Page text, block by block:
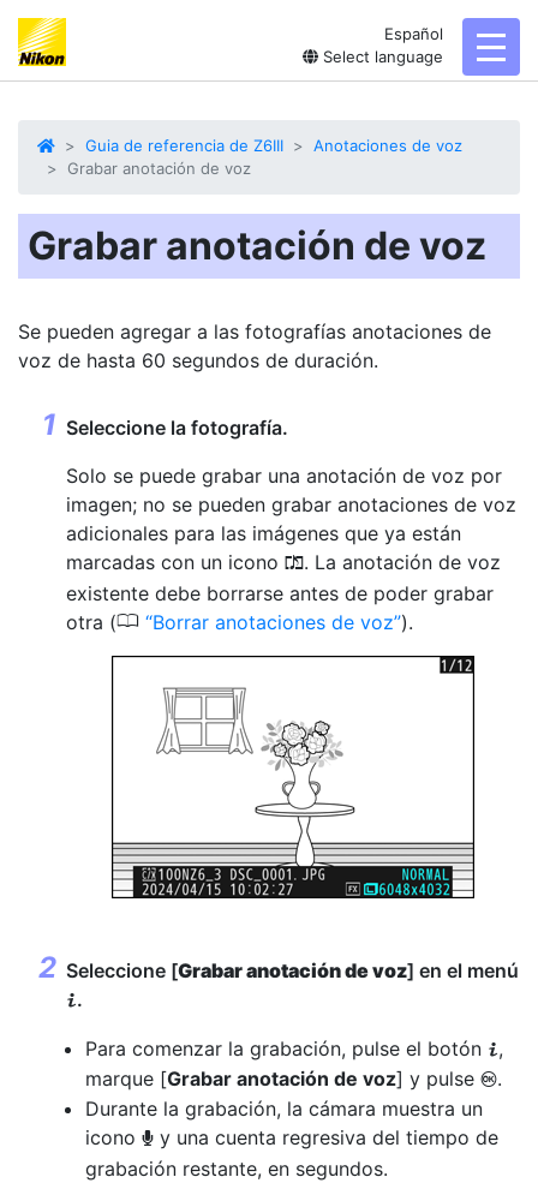
Español
Select language
Guia de referencia de Z6III
Anotaciones de voz
Grabar anotación de voz
Grabar anotación de voz
Se pueden agregar a las fotografías anotaciones de
voz de hasta 60 segundos de duración.
Seleccione la fotografía.
Solo se puede grabar una anotación de voz por
imagen; no se pueden grabar anotaciones de voz
adicionales para las imágenes que ya están
marcadas con un icono h. La anotación de voz
existente debe borrarse antes de poder grabar
otra (0 Borrar anotaciones de voz ).
Seleccione [Grabar anotación de voz] en el menú
i.
Para comenzar la grabación, pulse el botón i,
marque [Grabar anotación de voz] y pulse J.
Durante la grabación, la cámara muestra un
icono b y una cuenta regresiva del tiempo de
grabación restante, en segundos.